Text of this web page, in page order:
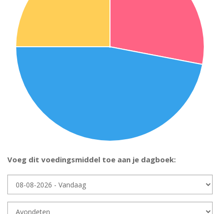
Voeg dit voedingsmiddel toe aan je dagboek:
Dagdeel